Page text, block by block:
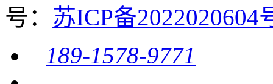
号： 苏ICP备2022020604
189-1578-9771